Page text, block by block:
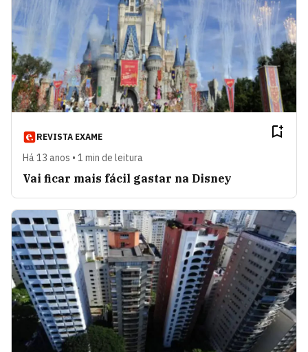
REVISTA EXAME
Há 13 anos • 1 min de leitura
Vai ficar mais fácil gastar na Disney